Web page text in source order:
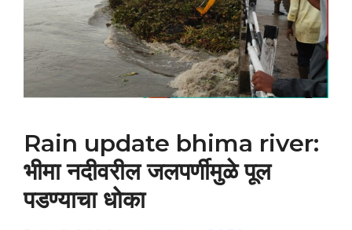
Rain update bhima river:
भीमा नदीवरील जलपर्णीमुळे पूल
पडण्याचा धोका